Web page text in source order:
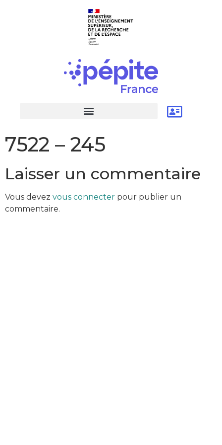
7522 – 245
Laisser un commentaire
Vous devez vous connecter pour publier un
commentaire.